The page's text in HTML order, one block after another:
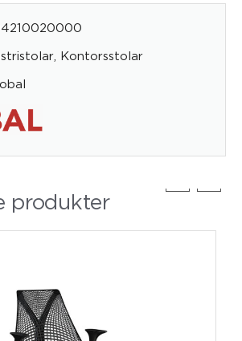
Kontorsstolar
produkter